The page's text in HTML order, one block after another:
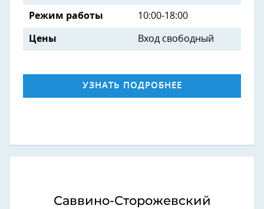
Режим работы 10:00-18:00
Цены Вход свободный
УЗНАТЬ ПОДРОБНЕЕ
Саввино-Сторожевский